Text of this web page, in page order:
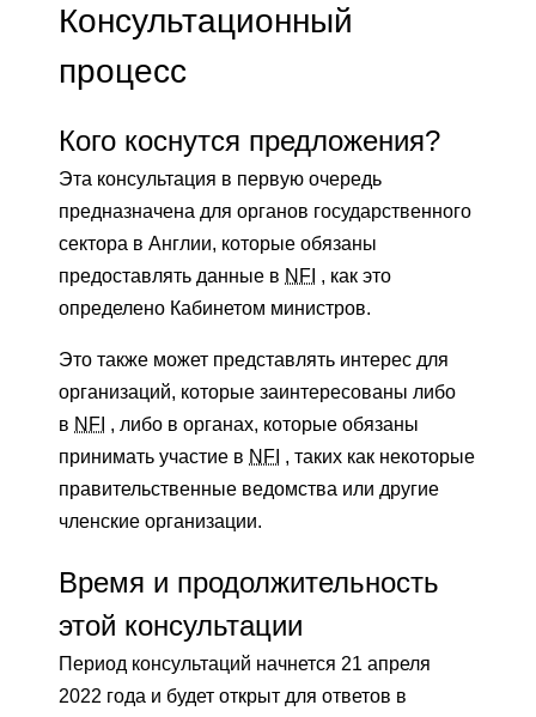
Консультационный
процесс
Кого коснутся предложения?
Эта консультация в первую очередь
предназначена для органов государственного
сектора в Англии, которые обязаны
предоставлять данные в NFI , как это
определено Кабинетом министров.
Это также может представлять интерес для
организаций, которые заинтересованы либо
в NFI , либо в органах, которые обязаны
принимать участие в NFI , таких как некоторые
правительственные ведомства или другие
членские организации.
Время и продолжительность
этой консультации
Период консультаций начнется 21 апреля
2022 года и будет открыт для ответов в